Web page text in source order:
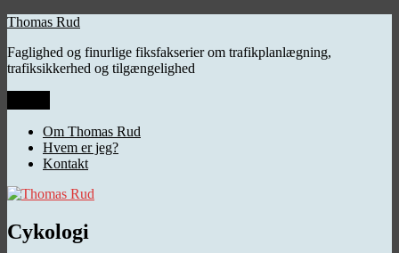
Videre
indhold
Thomas Rud
Faglighed og finurlige fiksfakserier om trafikplanlægning,
trafiksikkerhed og tilgængelighed
Om Thomas Rud
Hvem er jeg?
Kontakt
Cykologi